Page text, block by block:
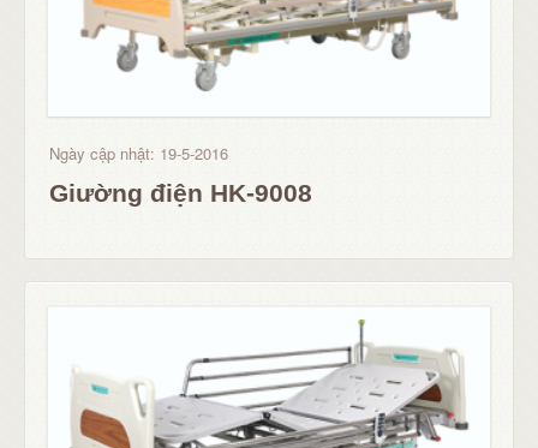
Ngày cập nhật: 19-5-2016
Giường điện HK-9008